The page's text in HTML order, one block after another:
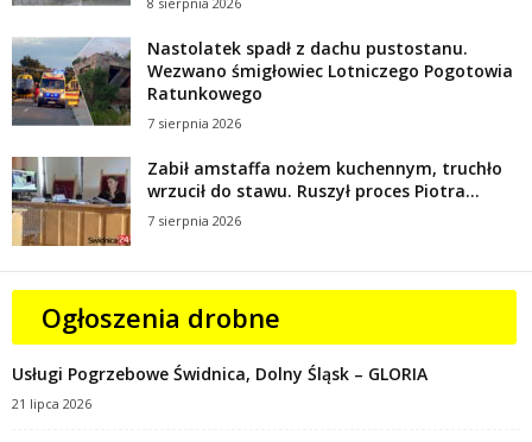
Nastolatek spadł z dachu pustostanu.
Wezwano śmigłowiec Lotniczego Pogotowia
Ratunkowego
7 sierpnia 2026
Zabił amstaffa nożem kuchennym, truchło
wrzucił do stawu. Ruszył proces Piotra...
7 sierpnia 2026
Ogłoszenia drobne
Usługi Pogrzebowe Świdnica, Dolny Śląsk – GLORIA
21 lipca 2026